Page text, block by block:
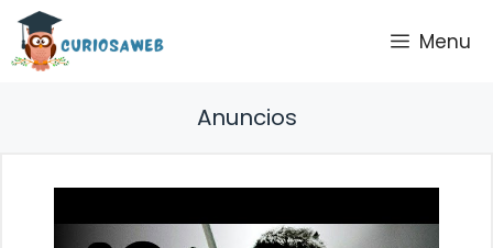
Saltar
contenido
Menu
Anuncios